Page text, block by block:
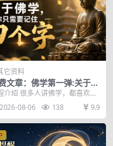
它资料
文章：佛学第一弹:关于佛
你只需要记住四个字
介绍 很多人讲佛学，都喜欢讲
而又玄，似乎讲的越晦涩、越
，就表明自己越...
2026-08-06 138 9.9